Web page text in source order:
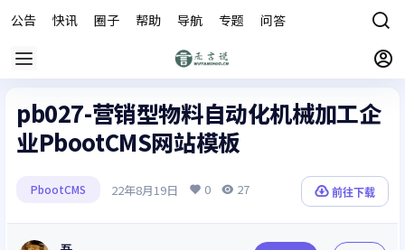
公告 快讯 圈子 帮助 导航 专题 问答
pb027-营销型物料自动化机械加工企
业PbootCMS网站模板
PbootCMS 22年8月19日 0 27 前往下载